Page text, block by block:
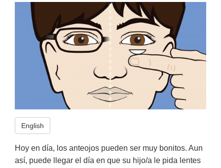
English
Hoy en día, los anteojos pueden ser muy bonitos. Aun
así, puede llegar el día en que su hijo/a le pida lentes